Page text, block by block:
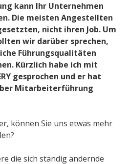
kann Ihr Unternehmen
Die meisten Angestellten
nicht ihren Job. Um
wir darüber sprechen,
Führungsqualitäten
Kürzlich habe ich mit
gesprochen und er hat
Mitarbeiterführung
können Sie uns etwas mehr
die sich ständig ändernde